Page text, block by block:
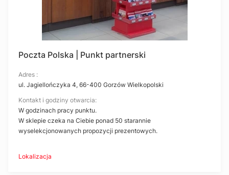
Poczta Polska | Punkt partnerski
Adres :
ul. Jagiellończyka 4, 66-400 Gorzów Wielkopolski
Kontakt i godziny otwarcia:
W godzinach pracy punktu.
W sklepie czeka na Ciebie ponad 50 starannie
wyselekcjonowanych propozycji prezentowych.
Lokalizacja